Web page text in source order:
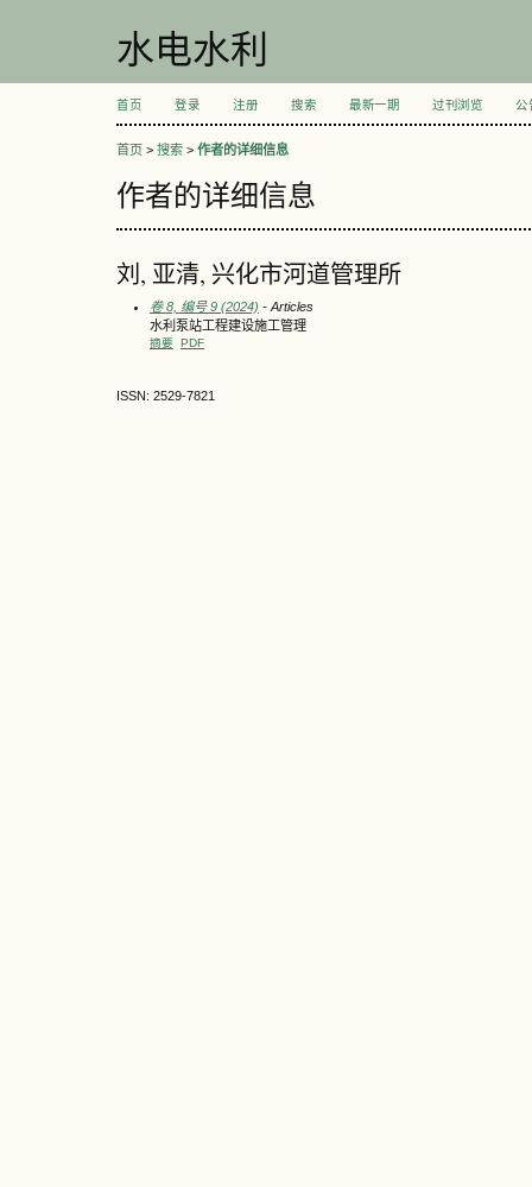
水电水利
首页 登录 注册 搜索 最新一期 过刊浏览 公
首页 > 搜索 > 作者的详细信息
作者的详细信息
刘, 亚清, 兴化市河道管理所
卷 8, 编号 9 (2024) - Articles
水利泵站工程建设施工管理
摘要 PDF
ISSN: 2529-7821